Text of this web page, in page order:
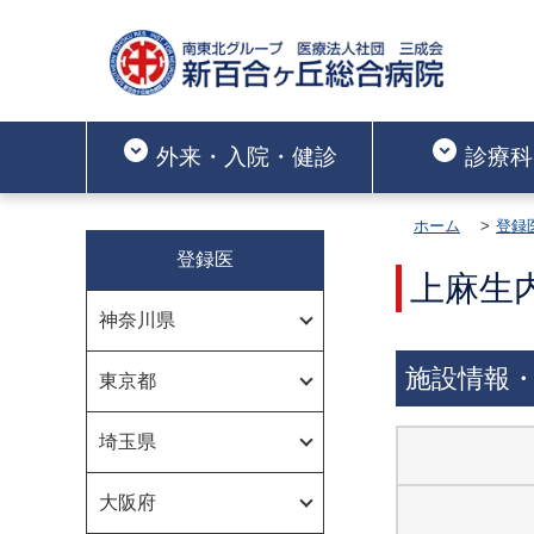
外来・入院・健診 診療
登録医
神奈川県
東京都
埼玉県
大阪府
ホーム 登録
上麻
施設情報